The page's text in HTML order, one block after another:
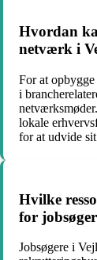
Hvordan
netværk i
For at
i
lokale
for at udvide
Hvilke
for
Jobsøgere i